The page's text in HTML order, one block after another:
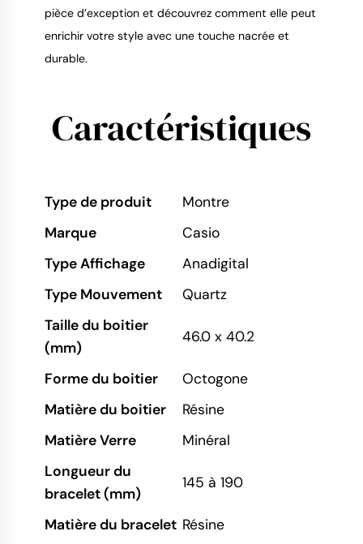
pièce d’exception et découvrez comment elle peut
enrichir votre style avec une touche nacrée et
durable.
Caractéristiques
Type de produit
Montre
Marque
Casio
Type Affichage
Anadigital
Type Mouvement
Quartz
Taille du boitier
(mm)
46.0 x 40.2
Forme du boitier
Octogone
Matière du boitier
Résine
Matière Verre
Minéral
Longueur du
bracelet (mm)
145 à 190
Matière du bracelet Résine